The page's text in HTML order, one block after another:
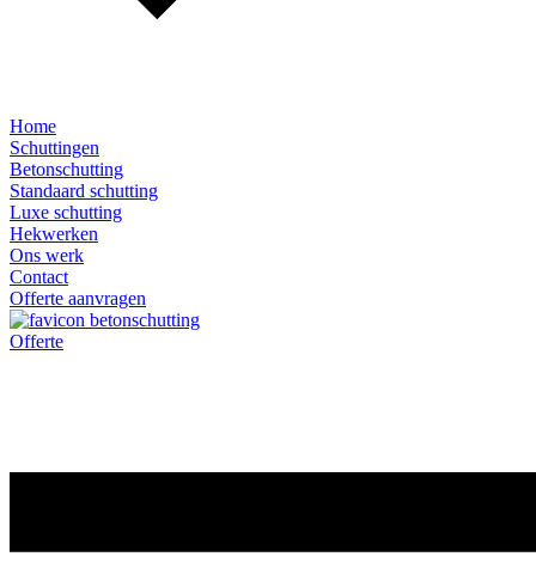
Home
Schuttingen
Betonschutting
Standaard schutting
Luxe schutting
Hekwerken
Ons werk
Contact
Offerte aanvragen
Offerte